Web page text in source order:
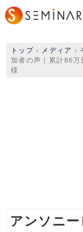
トップ › メディア ›
加者の声｜累計86
様
アンソニ